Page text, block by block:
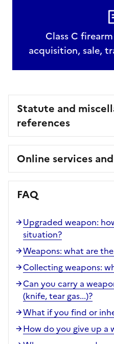
Class C
acquisition, sale,
Statute and
references
Online services
FAQ
Upgraded weapon:
situation?
Weapons: what are
Collecting weapons:
Can you carry a
(knife, tear gas...)?
What if you find or
How do you give up a